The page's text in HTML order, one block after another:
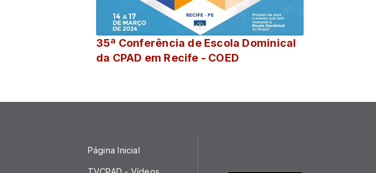
35ª Conferência de Escola Dominical
da CPAD em Recife - COED
Página Inicial